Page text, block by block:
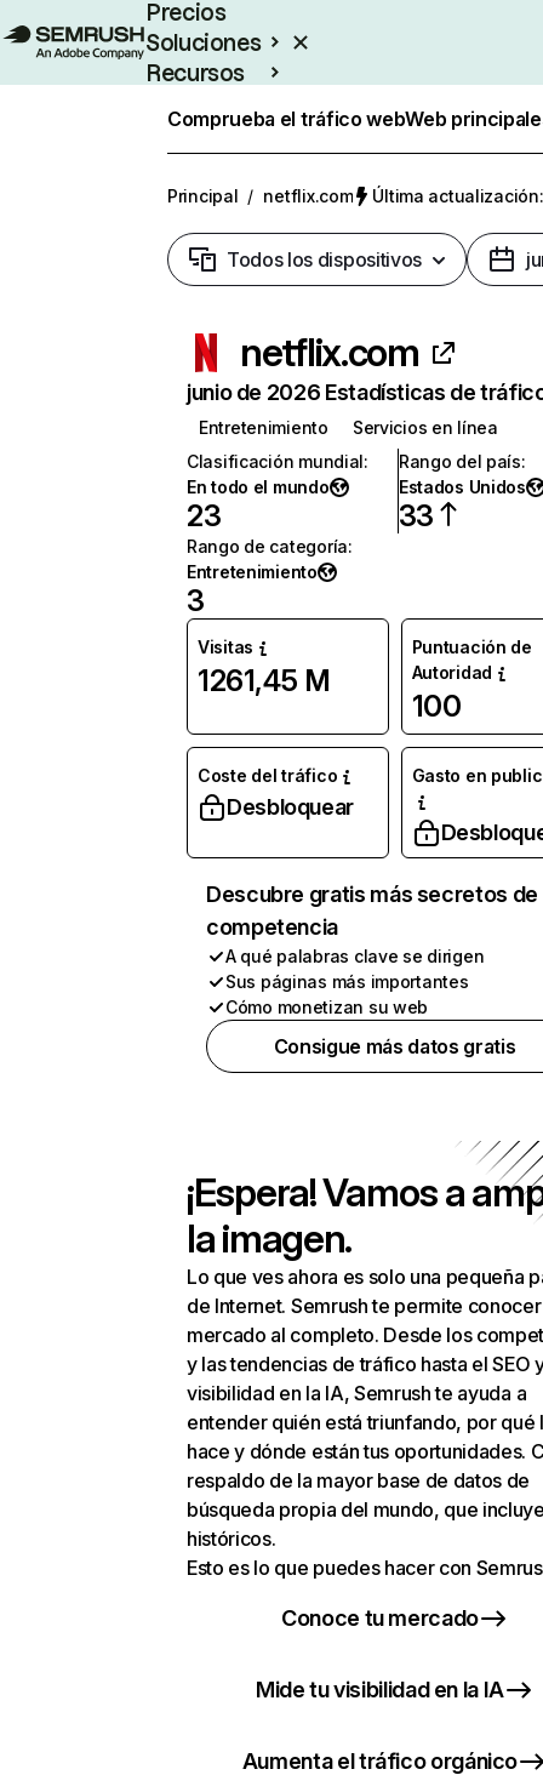
Precios
Soluciones
Recursos
Comprueba el tráfico webWeb
Principal / netflix.com Última
Todos los dispositivos
netflix.com
junio de 2026 Estadísticas de
Entretenimiento
Servicios en línea
Clasificación mundial:
En todo el mundo
23
Rango del país:
Estados Unidos
33
Rango de categoría:
Entretenimiento
3
Visitas
1261,45 M
Puntuación de
Autoridad
100
Coste del tráfico
Desbloquear
Gasto en
Descubre gratis más secretos de
competencia
A qué palabras clave se dirigen
Sus páginas más importantes
Cómo monetizan su web
Consigue más datos gratis
¡Espera! Vamos a
la imagen.
Lo que ves ahora es solo una pequeña
de Internet. Semrush te permite
mercado al completo. Desde los
y las tendencias de tráfico hasta el SEO
visibilidad en la IA, Semrush te ayuda a
entender quién está triunfando, por qué
hace y dónde están tus oportunidades.
respaldo de la mayor base de datos de
búsqueda propia del mundo, que
históricos.
Esto es lo que puedes hacer con
Conoce tu mercado
Mide tu visibilidad en la IA
Aumenta el tráfico orgánico